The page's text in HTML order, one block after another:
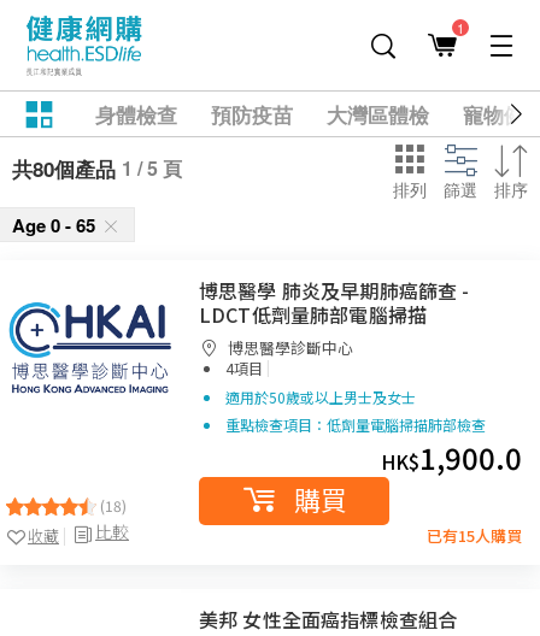
1
身體檢查 預防疫苗 大灣區體檢
寵物健
共80個產品 1 / 5 頁
排列 篩選 排序
Age 0 - 65
(18)
比較
收藏
博思醫學 肺炎及早期肺癌篩查 -
LDCT低劑量肺部電腦掃描
博思醫學診斷中心
4項目 |
適用於50歲或以上男士及女士
重點檢查項目：低劑量電腦掃描肺部檢查
HK$1,900.0
購買
已有15人購買
美邦 女性全面癌指標檢查組合